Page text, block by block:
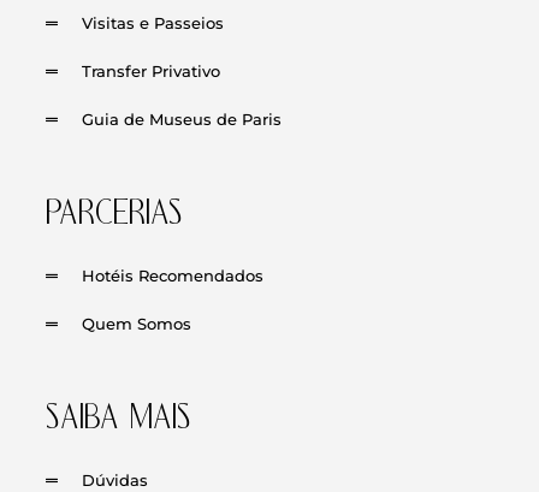
Visitas e Passeios
Transfer Privativo
Guia de Museus de Paris
PARCERIAS
Hotéis Recomendados
Quem Somos
SAIBA MAIS
Dúvidas